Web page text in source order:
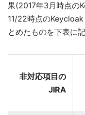
果(2017年3月時点の
11/22時点の
とめたものを下表に記
非対応項目の
JIRA